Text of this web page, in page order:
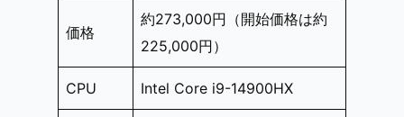
価格
約273,000円（開始価格は約
225,000円）
CPU Intel Core i9-14900HX